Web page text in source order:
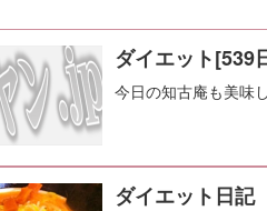
ダイエット[539
今日の知古庵も美味
ダイエット日記